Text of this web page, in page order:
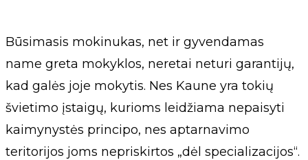
Būsimasis mokinukas, net ir gyvendamas
name greta mokyklos, neretai neturi garantijų,
kad galės joje mokytis. Nes Kaune yra tokių
švietimo įstaigų, kurioms leidžiama nepaisyti
kaimynystės principo, nes aptarnavimo
teritorijos joms nepriskirtos „dėl specializacijos“.